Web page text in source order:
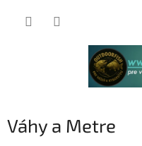
Váhy a Metre